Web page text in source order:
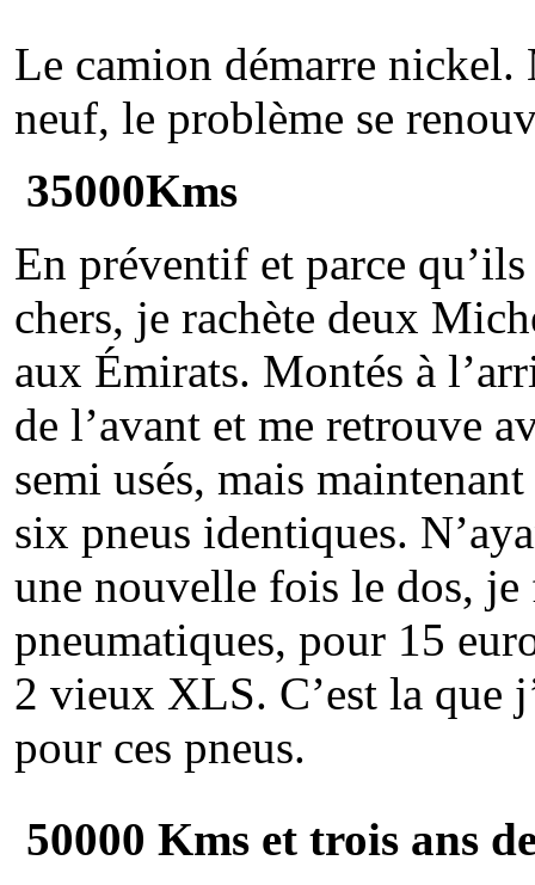
Le camion démarre nickel.
neuf, le problème se
35000Kms
En préventif et parce
chers, je rachète deux
aux Émirats. Montés à
de l’avant et me retrouve
semi usés, mais
six pneus identiques.
une nouvelle fois le dos, je
pneumatiques, pour 15
2 vieux XLS. C’est la que
pour ces pneus.
50000 Kms et trois ans